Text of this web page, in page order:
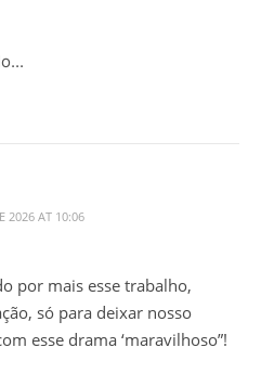
2026 AT 10:06
por mais esse trabalho,
só para deixar nosso
esse drama ‘maravilhoso”!